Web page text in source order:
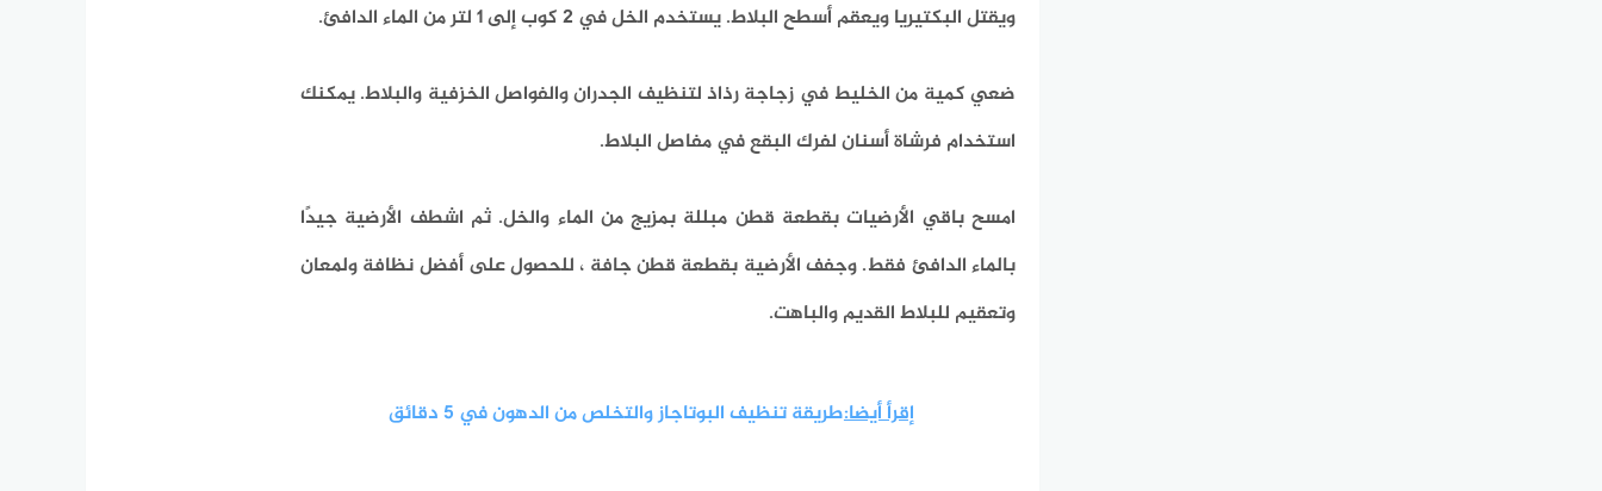
ويقتل البكتيريا ويعقم أسطح البلاط.يستخدم الخل في 2 كوب إلى 1 لتر من الماء الدافئ.
ضعي كمية من الخليط في زجاجة رذاذ لتنظيف الجدران والفواصل الخزفية والبلاط.يمكنك
استخدام فرشاة أسنان لفرك البقع في مفاصل البلاط.
امسح باقي الأرضيات بقطعة قطن مبللة بمزيج من الماء والخل. ثم اشطف الأرضية جيدًا
بالماء الدافئ فقط.وجفف الأرضية بقطعة قطن جافة ، للحصول على أفضل نظافة ولمعان
وتعقيم للبلاط القديم والباهت.
إقرأ أيضا:طريقة تنظيف البوتاجاز والتخلص من الدهون في 5 دقائق